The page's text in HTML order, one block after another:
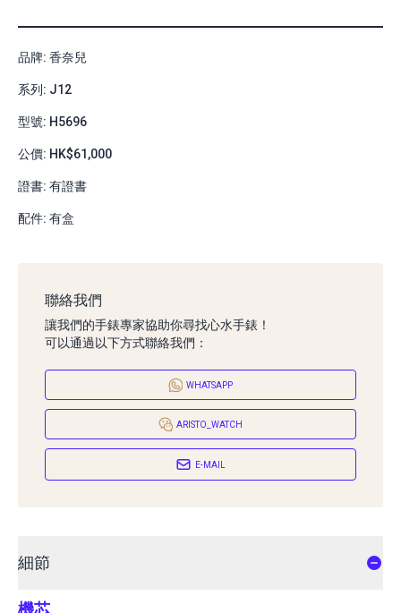
品牌: 香奈兒
系列: J12
型號: H5696
公價: HK$61,000
證書: 有證書
配件: 有盒
聯絡我們
讓我們的手錶專家協助你尋找心水手錶！
可以通過以下方式聯絡我們：
WHATSAPP
ARISTO_WATCH
E-MAIL
細節
機芯